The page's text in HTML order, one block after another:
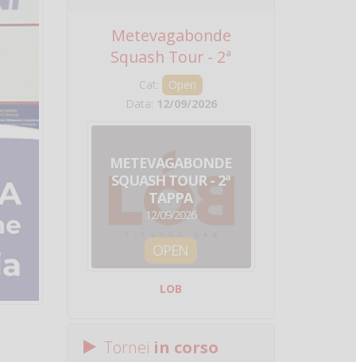
Metevagabonde
Squash Tour - 2ª
Tappa
Cat:
Open
Data: 12/09/2026
METEVAGABONDE
SQUASH TOUR - 2ª
TAPPA
12/09/2026
OPEN
LOB
Tornei in corso